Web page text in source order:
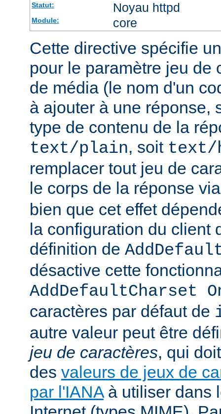
Statut: Noyau httpd
Module: core
Cette directive spécifie
pour le paramètre jeu de
de média (le nom d'un
à ajouter à une réponse,
type de contenu de la
text/plain, soit text/
remplacer tout jeu de
le corps de la réponse
bien que cet effet
la configuration du client
définition de
désactive cette
AddDefaultCharset
caractères par défaut de
autre valeur peut être
jeu de caractères, qui
des valeurs de jeux de
par l'IANAà utiliser dans